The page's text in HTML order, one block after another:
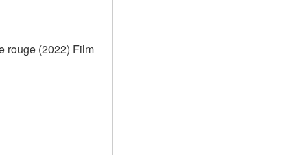
rouge (2022) Film